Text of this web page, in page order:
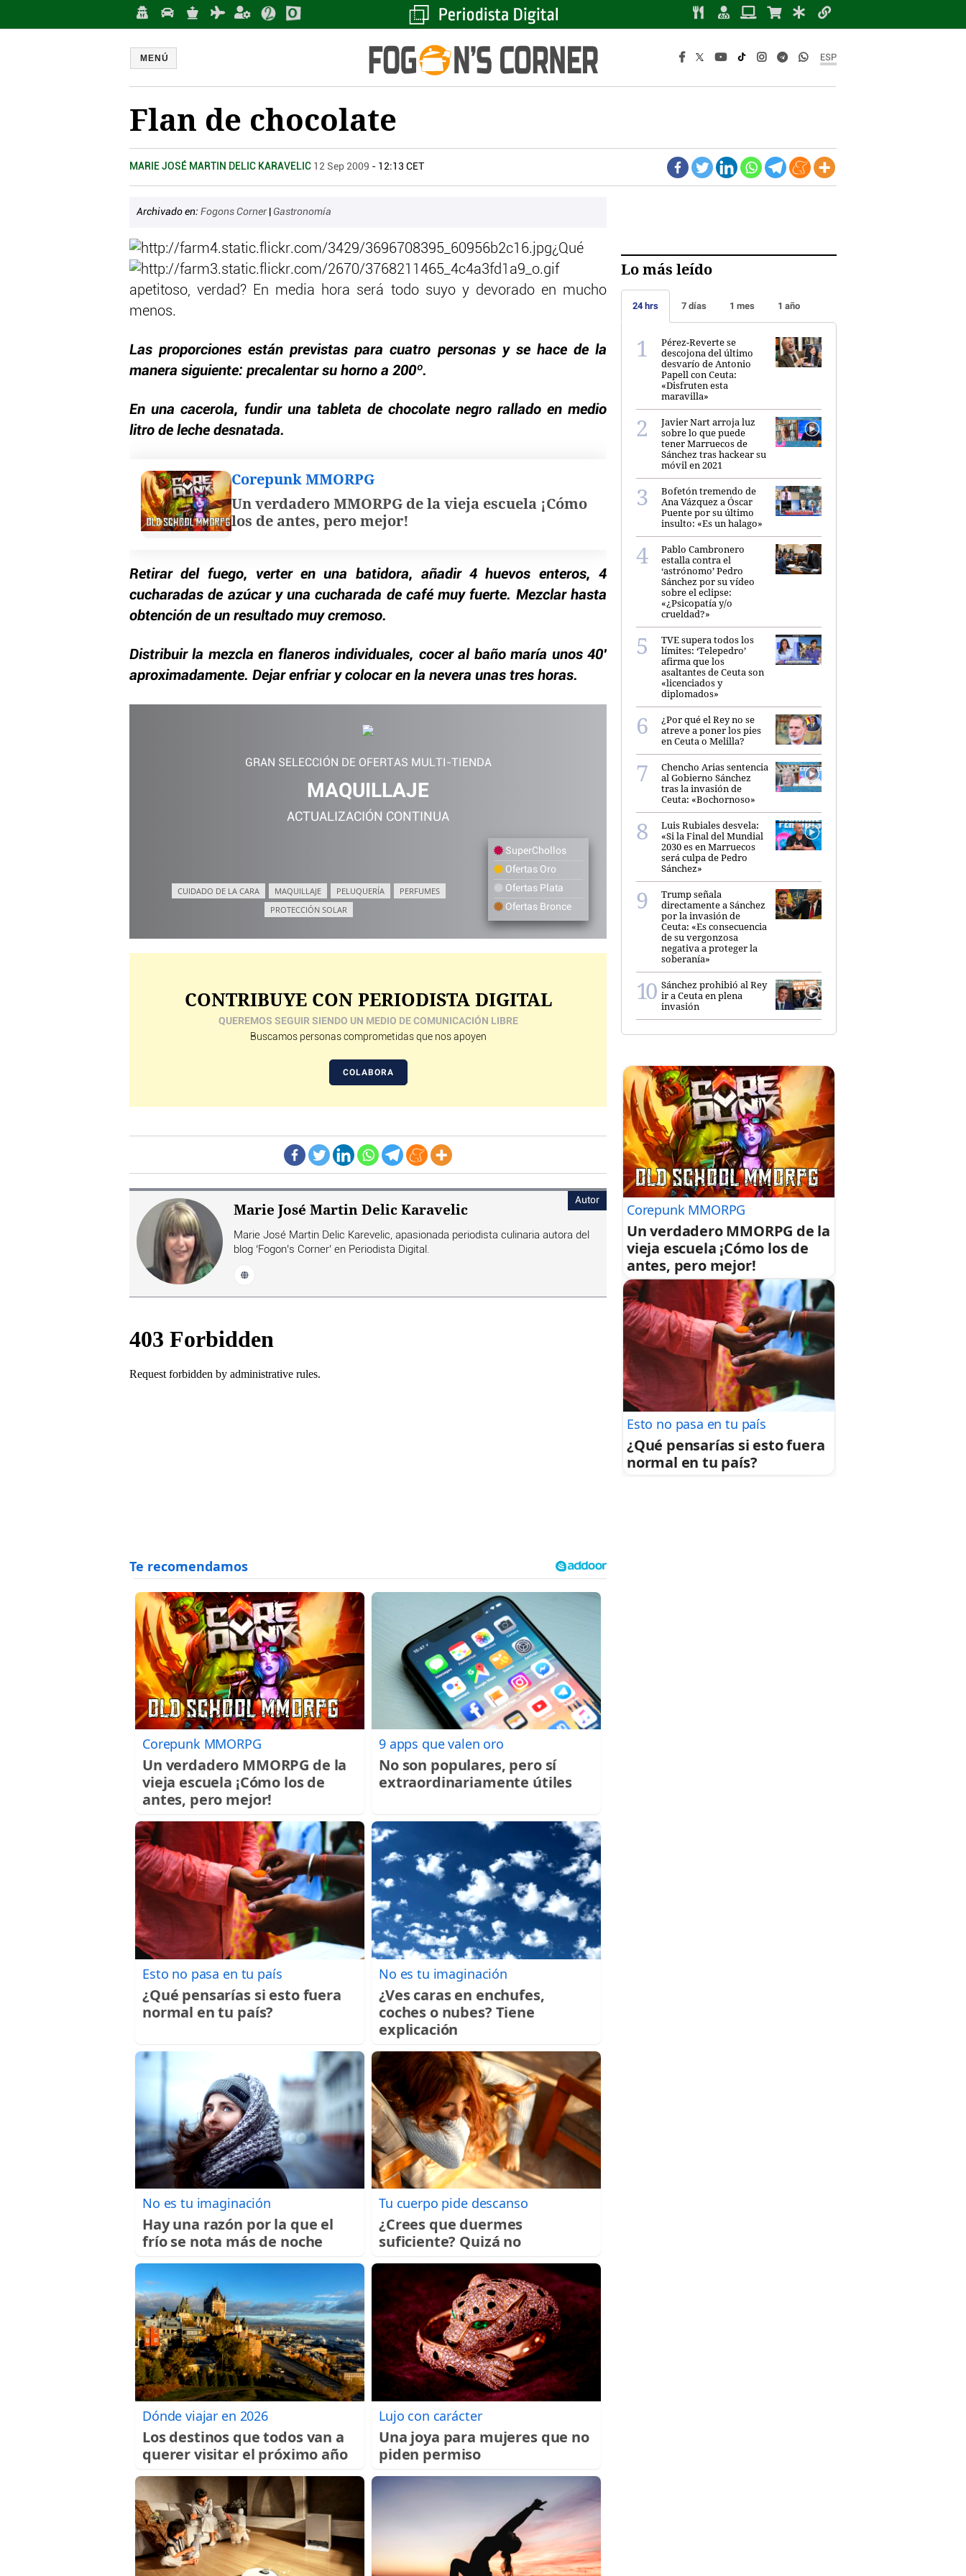
ESP
MENÚ
Flan de chocolate
MARIE JOSÉ MARTIN DELIC KARAVELIC 12 Sep 2009 - 12:13 CET
Archivado en: Fogons Corner Gastronomía
¿Qué
apetitoso, verdad? En media hora será todo suyo y devorado en mucho
menos.
Las proporciones están previstas para cuatro personas y se hace de la
manera siguiente: precalentar su horno a 200º.
En una cacerola, fundir una tableta de chocolate negro rallado en medio
litro de leche desnatada.
Corepunk MMORPG
Un verdadero MMORPG de la vieja escuela ¡Cómo
los de antes, pero mejor!
Retirar del fuego, verter en una batidora, añadir 4 huevos enteros, 4
cucharadas de azúcar y una cucharada de café muy fuerte. Mezclar hasta
obtención de un resultado muy cremoso.
Distribuir la mezcla en flaneros individuales, cocer al baño maría unos 40′
aproximadamente. Dejar enfriar y colocar en la nevera unas tres horas.
GRAN SELECCIÓN DE OFERTAS MULTI-TIENDA
MAQUILLAJE
ACTUALIZACIÓN CONTINUA
CUIDADO DE LA CARA MAQUILLAJE PELUQUERÍA
PERFUMES
PROTECCIÓN SOLAR
SuperChollos
Ofertas Oro
Ofertas Plata
Ofertas Bronce
CONTRIBUYE CON PERIODISTA DIGITAL
QUEREMOS SEGUIR SIENDO UN MEDIO DE COMUNICACIÓN LIBRE
Buscamos personas comprometidas que nos apoyen
COLABORA
Autor
Marie José Martin Delic Karavelic
Marie José Martin Delic Karevelic, apasionada periodista culinaria autora del
blog ‘Fogon’s Corner’ en Periodista Digital.
Corepunk MMORPG
Un verdadero MMORPG de la
vieja escuela ¡Cómo los de
antes, pero mejor!
9 apps que valen oro
No son populares, pero sí
extraordinariamente útiles
Esto no pasa en tu país
¿Qué pensarías si esto fuera
normal en tu país?
No es tu imaginación
¿Ves caras en enchufes,
coches o nubes? Tiene
explicación
No es tu imaginación
Hay una razón por la que el
frío se nota más de noche
Tu cuerpo pide descanso
¿Crees que duermes
suficiente? Quizá no
Dónde viajar en 2026
Los destinos que todos van a
querer visitar el próximo año
Lujo con carácter
Una joya para mujeres que no
piden permiso
Lo más leído
24 hrs 7 días 1 mes 1 año
Pérez-Reverte se
descojona del último
desvarío de Antonio
Papell con Ceuta:
«Disfruten esta
maravilla»
Javier Nart arroja luz
sobre lo que puede
tener Marruecos de
Sánchez tras hackear su
móvil en 2021
Bofetón tremendo de
Ana Vázquez a Óscar
Puente por su último
insulto: «Es un halago»
Pablo Cambronero
estalla contra el
‘astrónomo’ Pedro
Sánchez por su vídeo
sobre el eclipse:
«¿Psicopatía y/o
crueldad?»
TVE supera todos los
límites: ‘Telepedro’
afirma que los
asaltantes de Ceuta son
«licenciados y
diplomados»
¿Por qué el Rey no se
atreve a poner los pies
en Ceuta o Melilla?
Chencho Arias sentencia
al Gobierno Sánchez
tras la invasión de
Ceuta: «Bochornoso»
Luis Rubiales desvela:
«Si la Final del Mundial
2030 es en Marruecos
será culpa de Pedro
Sánchez»
Trump señala
directamente a Sánchez
por la invasión de
Ceuta: «Es consecuencia
de su vergonzosa
negativa a proteger la
soberanía»
Sánchez prohibió al Rey
ir a Ceuta en plena
invasión
Corepunk MMORPG
Un verdadero MMORPG de la
vieja escuela ¡Cómo los de
antes, pero mejor!
Esto no pasa en tu país
¿Qué pensarías si esto fuera
normal en tu país?